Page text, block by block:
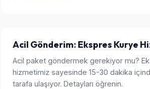
Acil Gönderim: Ekspres Kurye
Acil paket göndermek gerekiyor mu?
hizmetimiz sayesinde 15-30 dakika
tarafa ulaşıyor. Detayları öğrenin.